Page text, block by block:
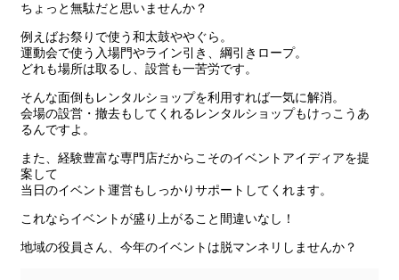
ちょっと無駄だと思いませんか？
例えばお祭りで使う和太鼓ややぐら。
運動会で使う入場門やライン引き、綱引きロープ。
どれも場所は取るし、設営も一苦労です。
そんな面倒もレンタルショップを利用すれば一気に解消。
会場の設営・撤去もしてくれるレンタルショップもけっこうあ
るんですよ。
また、経験豊富な専門店だからこそのイベントアイディアを提
案して
当日のイベント運営もしっかりサポートしてくれます。
これならイベントが盛り上がること間違いなし！
地域の役員さん、今年のイベントは脱マンネリしませんか？